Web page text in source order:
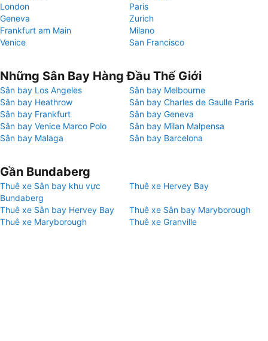
London
Paris
Geneva
Zurich
Frankfurt am Main
Milano
Venice
San Francisco
Những Sân Bay Hàng Đầu Thế Giới
Sân bay Los Angeles
Sân bay Melbourne
Sân bay Heathrow
Sân bay Charles de Gaulle Paris
Sân bay Frankfurt
Sân bay Geneva
Sân bay Venice Marco Polo
Sân bay Milan Malpensa
Sân bay Malaga
Sân bay Barcelona
Gần Bundaberg
Thuê xe Sân bay khu vực
Bundaberg
Thuê xe Hervey Bay
Thuê xe Sân bay Hervey Bay
Thuê xe Sân bay Maryborough
Thuê xe Maryborough
Thuê xe Granville